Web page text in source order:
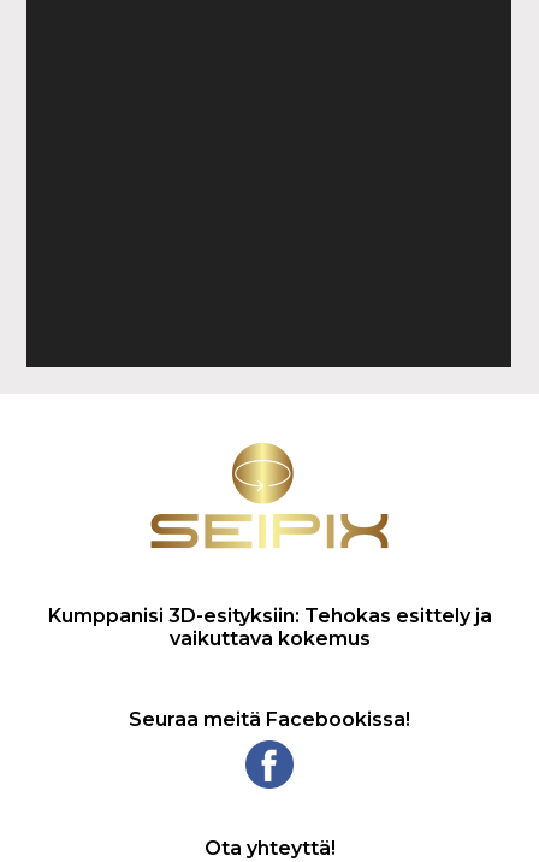
Kumppanisi 3D-esityksiin: Tehokas esittely ja
vaikuttava kokemus
Seuraa meitä Facebookissa!
Ota yhteyttä!